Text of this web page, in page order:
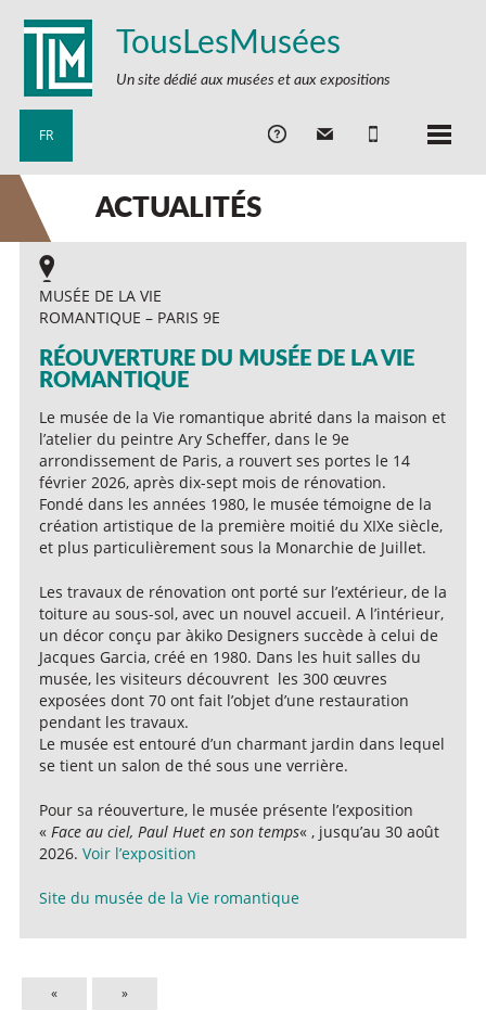
TousLesMusées
Un site dédié aux musées et aux expositions
FR
ACTUALITÉS
MUSÉE DE LA VIE
ROMANTIQUE – PARIS 9E
RÉOUVERTURE DU MUSÉE DE LA VIE
ROMANTIQUE
Le musée de la Vie romantique abrité dans la maison et
l’atelier du peintre Ary Scheffer, dans le 9e
arrondissement de Paris, a rouvert ses portes le 14
février 2026, après dix-sept mois de rénovation.
Fondé dans les années 1980, le musée témoigne de la
création artistique de la première moitié du XIXe siècle,
et plus particulièrement sous la Monarchie de Juillet.
Les travaux de rénovation ont porté sur l’extérieur, de la
toiture au sous-sol, avec un nouvel accueil. A l’intérieur,
un décor conçu par àkiko Designers succède à celui de
Jacques Garcia, créé en 1980. Dans les huit salles du
musée, les visiteurs découvrent les 300 œuvres
exposées dont 70 ont fait l’objet d’une restauration
pendant les travaux.
Le musée est entouré d’un charmant jardin dans lequel
se tient un salon de thé sous une verrière.
Pour sa réouverture, le musée présente l’exposition
« Face au ciel, Paul Huet en son temps« , jusqu’au 30 août
2026. Voir l’exposition
Site du musée de la Vie romantique
« »